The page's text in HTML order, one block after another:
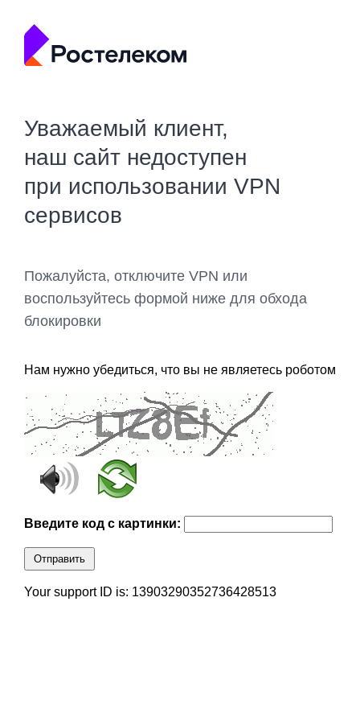
Уважаемый клиент,
наш сайт недоступен
при использовании VPN
сервисов
Пожалуйста, отключите VPN или
воспользуйтесь формой ниже для обхода
блокировки
Нам нужно убедиться, что вы не являетесь роботом
Введите код с картинки:
Отправить
Your support ID is: 13903290352736428513